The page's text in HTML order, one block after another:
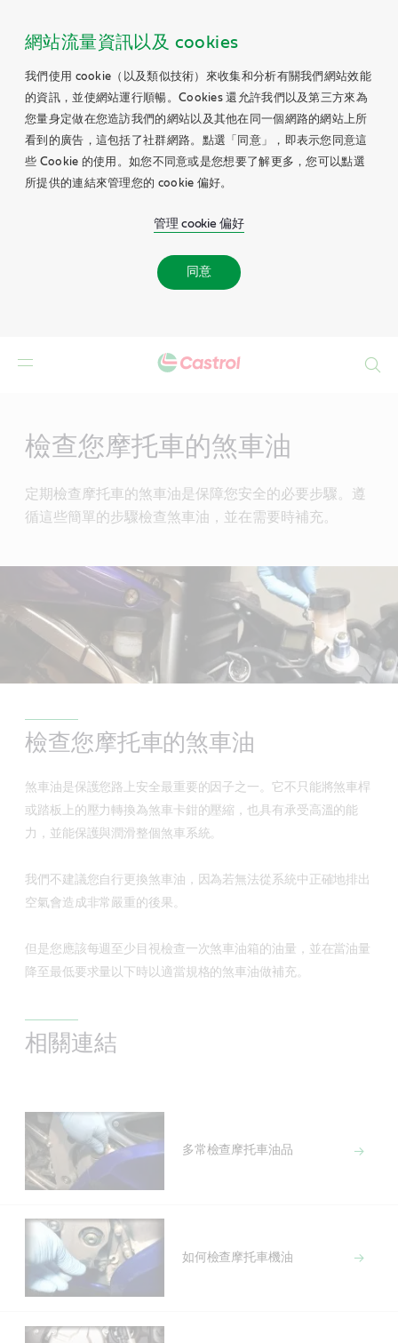
網站流量資訊以及 cookies
我們使用 cookie（以及類似技術）來收集和分析有關我們網站效能
的資訊，並使網站運行順暢。Cookies 還允許我們以及第三方來為
您量身定做在您造訪我們的網站以及其他在同一個網路的網站上所
看到的廣告，這包括了社群網路。點選「同意」，即表示您同意這
些 Cookie 的使用。如您不同意或是您想要了解更多，您可以點選
所提供的連結來管理您的 cookie 偏好。
管理 cookie 偏好
同意
檢查您摩托車的煞車油
定期檢查摩托車的煞車油是保障您安全的必要步驟。遵
循這些簡單的步驟檢查煞車油，並在需要時補充。
檢查您摩托車的煞車油
煞車油是保護您路上安全最重要的因子之一。它不只能將煞車桿
或踏板上的壓力轉換為煞車卡鉗的壓縮，也具有承受高溫的能
力，並能保護與潤滑整個煞車系統。
我們不建議您自行更換煞車油，因為若無法從系統中正確地排出
空氣會造成非常嚴重的後果。
但是您應該每週至少目視檢查一次煞車油箱的油量，並在當油量
降至最低要求量以下時以適當規格的煞車油做補充。
相關連結
多常檢查摩托車油品
如何檢查摩托車機油